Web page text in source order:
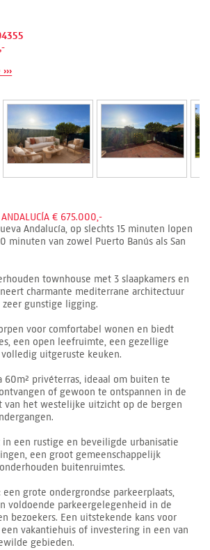
ANDALUCÍA € 675.000,-
Andalucía, op slechts 15 minuten lopen
minuten van zowel Puerto Banús als San
townhouse met 3 slaapkamers en
charmante mediterrane architectuur
gunstige ligging.
voor comfortabel wonen en biedt
een open leefruimte, een gezellige
uitgeruste keuken.
60m² privéterras, ideaal om buiten te
of gewoon te ontspannen in de
het westelijke uitzicht op de bergen
een rustige en beveiligde urbanisatie
een groot gemeenschappelijk
buitenruimtes.
grote ondergrondse parkeerplaats,
voldoende parkeergelegenheid in de
bezoekers. Een uitstekende kans voor
vakantiehuis of investering in een van
gebieden.